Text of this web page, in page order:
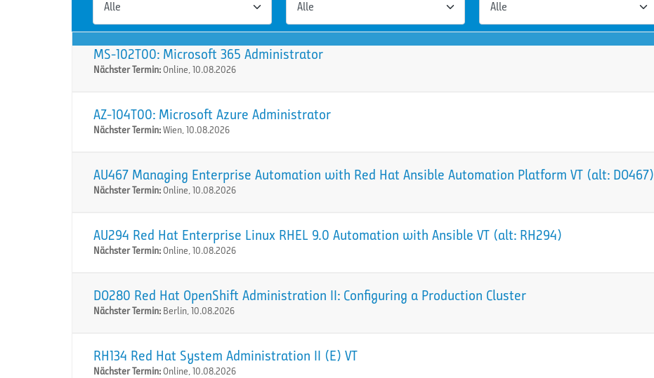
MS-102T00: Microsoft 365 Administrator
Nächster Termin:Online, 10.08.2026
AZ-104T00: Microsoft Azure Administrator
Nächster Termin:Wien, 10.08.2026
AU467 Managing Enterprise Automation with Red Hat Ansible Automation Platform VT (alt: DO467)
Nächster Termin:Online, 10.08.2026
AU294 Red Hat Enterprise Linux RHEL 9.0 Automation with Ansible VT (alt: RH294)
Nächster Termin:Online, 10.08.2026
DO280 Red Hat OpenShift Administration II: Configuring a Production Cluster
Nächster Termin: Berlin, 10.08.2026
RH134 Red Hat System Administration II (E) VT
Nächster Termin:Online, 10.08.2026